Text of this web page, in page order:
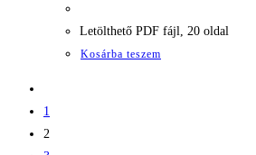
Letölthető PDF fájl, 20 oldal
Kosárba teszem
1
2